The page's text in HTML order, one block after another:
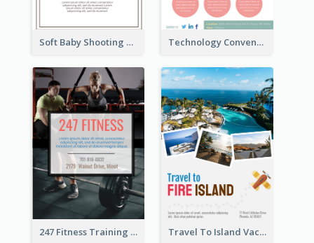
Soft Baby Shooting Photography Flyer Technology Convention Information Flyer
247 Fitness Training Flyer Travel To Island Vacation Flyer